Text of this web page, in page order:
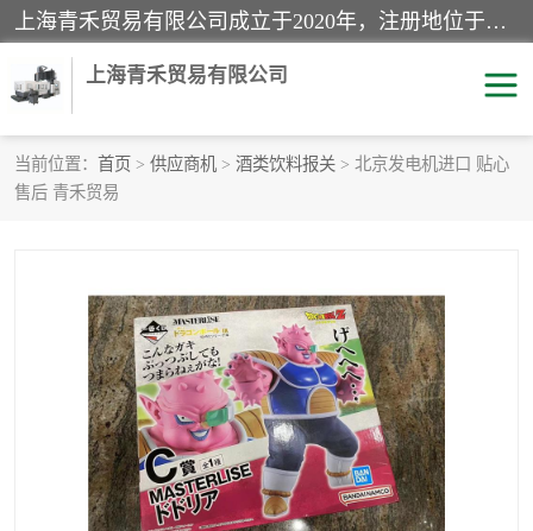
上海青禾贸易有限公司成立于2020年，注册地位于上海市宝山区。经营范围包括：机械设备、五金制品、劳防用品、电子产品、塑胶制品、家具、模具、纺织品、仪器仪表、建筑材料、装饰材料、化工产品、金属制品、机车配件等货物进出口报关、清关服务。
上海青禾贸易有限公司
当前位置： 首页 > 供应商机 > 酒类饮料报关 > 北京发电机进口 贴心
售后 青禾贸易
酒类饮料报关
快递清关 进口杂货清关
家用电器报关 机床进口清关
国际灯具清关